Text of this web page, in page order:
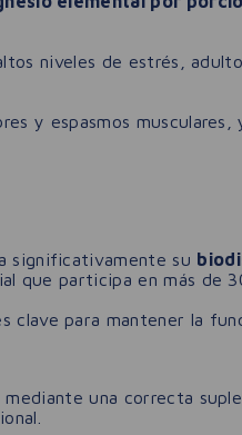
niveles de estrés,
y espasmos musculares,
significativamente su
que participa en más de
clave para mantener la
una correcta